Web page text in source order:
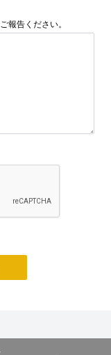
報告ください。